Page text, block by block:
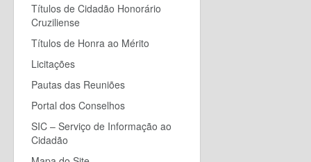
Títulos de Cidadão Honorário
Cruziliense
Títulos de Honra ao Mérito
Licitações
Pautas das Reuniões
Portal dos Conselhos
SIC – Serviço de Informação ao
Cidadão